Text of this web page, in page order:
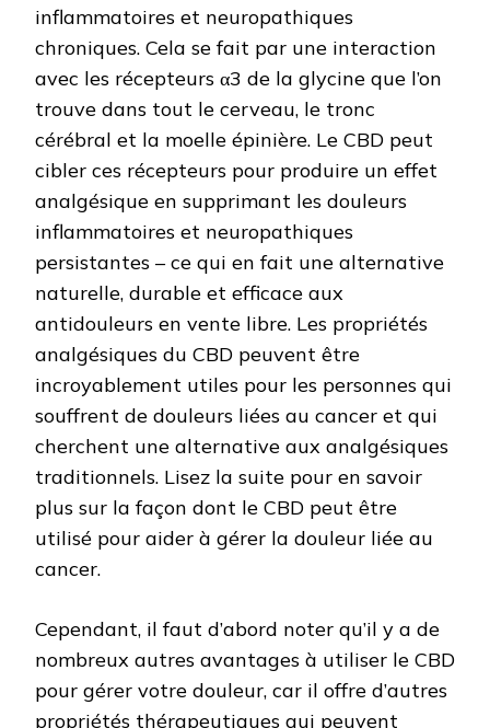
inflammatoires et neuropathiques
chroniques. Cela se fait par une interaction
avec les récepteurs α3 de la glycine que l’on
trouve dans tout le cerveau, le tronc
cérébral et la moelle épinière. Le CBD peut
cibler ces récepteurs pour produire un effet
analgésique en supprimant les douleurs
inflammatoires et neuropathiques
persistantes – ce qui en fait une alternative
naturelle, durable et efficace aux
antidouleurs en vente libre. Les propriétés
analgésiques du CBD peuvent être
incroyablement utiles pour les personnes qui
souffrent de douleurs liées au cancer et qui
cherchent une alternative aux analgésiques
traditionnels. Lisez la suite pour en savoir
plus sur la façon dont le CBD peut être
utilisé pour aider à gérer la douleur liée au
cancer.
Cependant, il faut d’abord noter qu’il y a de
nombreux autres avantages à utiliser le CBD
pour gérer votre douleur, car il offre d’autres
propriétés thérapeutiques qui peuvent